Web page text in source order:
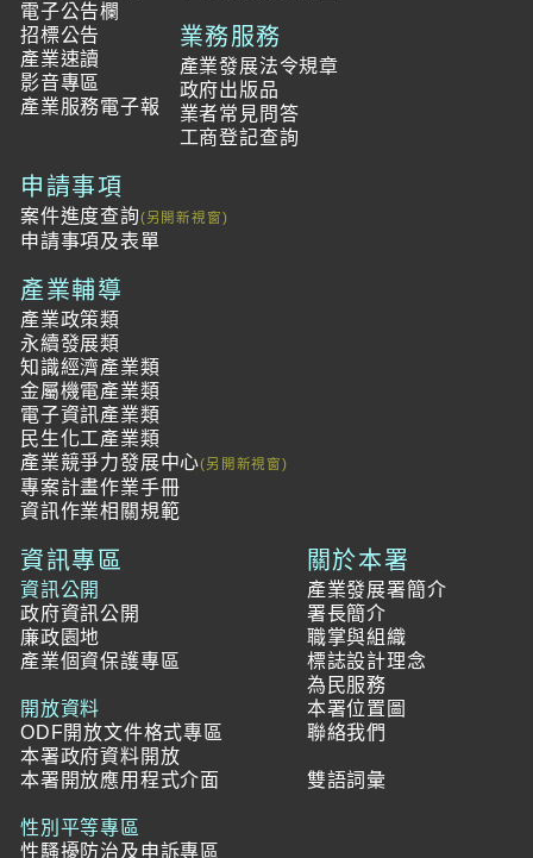
電子公告欄
招標公告
產業速讀
影音專區
產業服務電子報
業務服務
產業發展法令規章
政府出版品
業者常見問答
工商登記查詢
申請事項
案件進度查詢
申請事項及表單
產業輔導
產業政策類
永續發展類
知識經濟產業類
金屬機電產業類
電子資訊產業類
民生化工產業類
產業競爭力發展中心
專案計畫作業手冊
資訊作業相關規範
資訊專區
資訊公開
政府資訊公開
廉政園地
產業個資保護專區
開放資料
ODF開放文件格式專區
本署政府資料開放
本署開放應用程式介面
性別平等專區
性騷擾防治及申訴專區
關於本署
產業發展署簡介
署長簡介
職掌與組織
標誌設計理念
為民服務
本署位置圖
聯絡我們
雙語詞彙